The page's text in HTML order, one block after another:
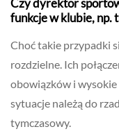
Czy dyrektor
funkcje w klubie, np.
Choć takie przypadki
rozdzielne. Ich
obowiązków i
sytuacje należą do
tymczasowy.